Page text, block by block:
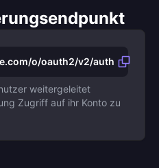
o/oauth2/v2/auth
weitergeleitet
Zugriff auf ihr Konto zu